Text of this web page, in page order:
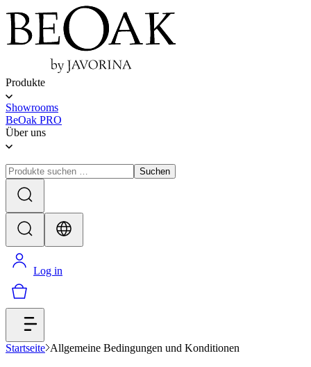
Produkte
Showrooms
BeOak PRO
Über uns
Suchen
Log in
Startseite Allgemeine Bedingungen und Konditionen